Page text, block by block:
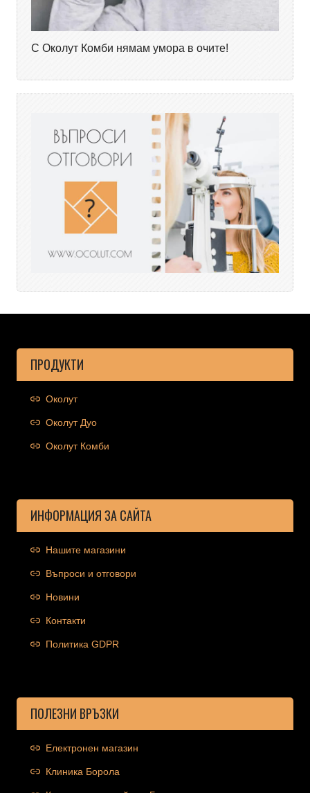
С Околут Комби нямам умора в очите!
ПРОДУКТИ
Околут
Околут Дуо
Околут Комби
ИНФОРМАЦИЯ ЗА САЙТА
Нашите магазини
Въпроси и отговори
Новини
Контакти
Политика GDPR
ПОЛЕЗНИ ВРЪЗКИ
Електронен магазин
Клиника Борола